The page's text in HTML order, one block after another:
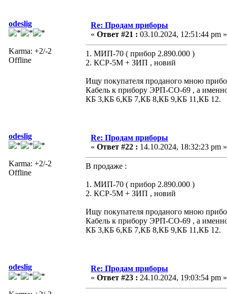
odeslig
Karma: +2/-2
Offline
Re: Продам приборы
« Ответ #21 : 03.10.2024, 12:51:44 pm »
1. МИП-70 ( прибор 2.890.000 )
2. КСР-5М + ЗИП , новий
Ищу покупателя проданого мною
Кабель к прибору ЭРП-СО-69 , а
КБ 3,КБ 6,КБ 7,КБ 8,КБ 9,КБ 11,КБ 12.
odeslig
Karma: +2/-2
Offline
Re: Продам приборы
« Ответ #22 : 14.10.2024, 18:32:23 pm »
В продаже :
1. МИП-70 ( прибор 2.890.000 )
2. КСР-5М + ЗИП , новий
Ищу покупателя проданого мною
Кабель к прибору ЭРП-СО-69 , а
КБ 3,КБ 6,КБ 7,КБ 8,КБ 9,КБ 11,КБ 12.
odeslig
Re: Продам приборы
« Ответ #23 : 24.10.2024, 19:03:54 pm »